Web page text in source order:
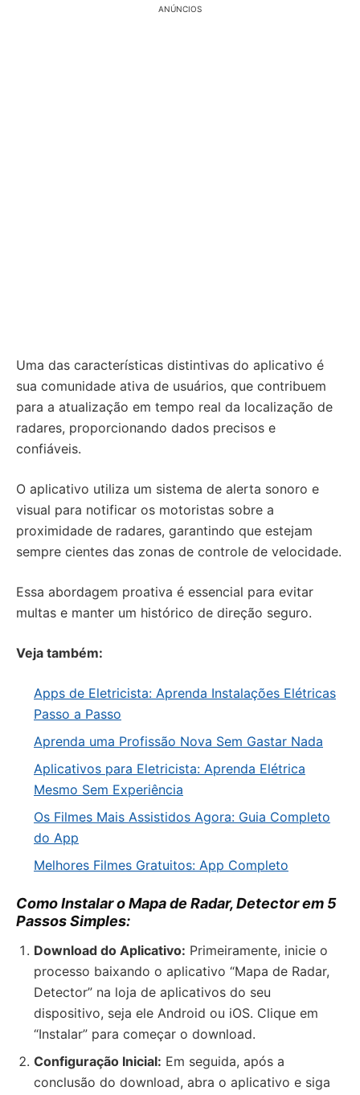
ANÚNCIOS
Uma das características distintivas do aplicativo é
sua comunidade ativa de usuários, que contribuem
para a atualização em tempo real da localização de
radares, proporcionando dados precisos e
confiáveis.
O aplicativo utiliza um sistema de alerta sonoro e
visual para notificar os motoristas sobre a
proximidade de radares, garantindo que estejam
sempre cientes das zonas de controle de velocidade.
Essa abordagem proativa é essencial para evitar
multas e manter um histórico de direção seguro.
Veja também:
Apps de Eletricista: Aprenda Instalações Elétricas
Passo a Passo
Aprenda uma Profissão Nova Sem Gastar Nada
Aplicativos para Eletricista: Aprenda Elétrica
Mesmo Sem Experiência
Os Filmes Mais Assistidos Agora: Guia Completo
do App
Melhores Filmes Gratuitos: App Completo
Como Instalar o Mapa de Radar, Detector em 5
Passos Simples:
Download do Aplicativo: Primeiramente, inicie o
processo baixando o aplicativo “Mapa de Radar,
Detector” na loja de aplicativos do seu
dispositivo, seja ele Android ou iOS. Clique em
“Instalar” para começar o download.
Configuração Inicial: Em seguida, após a
conclusão do download, abra o aplicativo e siga